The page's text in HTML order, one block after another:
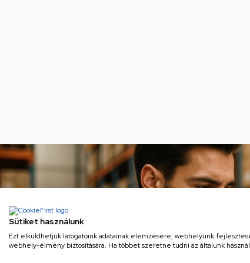
Sütiket használunk
Ezt elküldhetjük látogatóink adatainak elemzésére, webhelyünk
webhely-élmény biztosítására. Ha többet szeretne tudni az általunk